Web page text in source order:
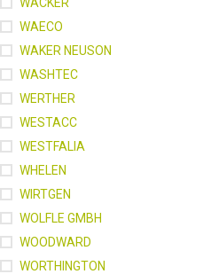
WAECO
WAKER NEUSON
WASHTEC
WERTHER
WESTACC
WESTFALIA
WHELEN
WIRTGEN
WOLFLE GMBH
WOODWARD
WORTHINGTON